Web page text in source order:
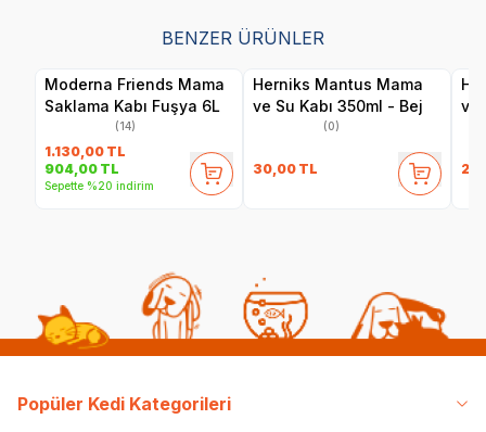
BENZER ÜRÜNLER
Moderna Friends Mama
Saklama Kabı Fuşya 6L
(14)
1.130,00 TL
904,00 TL
Sepette %20 indirim
Herniks Mantus Mama
ve Su Kabı 350ml - Bej
(0)
30,00 TL
ve
Popüler Kedi Kategorileri